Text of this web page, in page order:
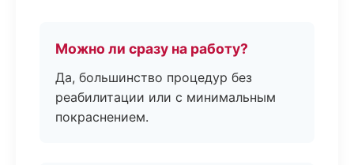
Можно ли сразу на работу?
Да, большинство процедур без
реабилитации или с минимальным
покраснением.